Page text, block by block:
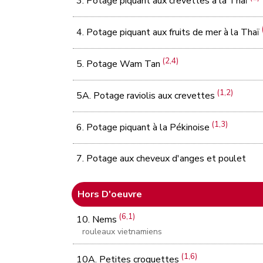
4. Potage piquant aux fruits de mer à la Thaï
5. Potage Wam Tan (2,4)
5A. Potage raviolis aux crevettes (1,2)
6. Potage piquant à la Pékinoise (1,3)
7. Potage aux cheveux d'anges et poulet
Hors D'oeuvre
10. Nems (6,1)
rouleaux vietnamiens
10A. Petites croquettes (1,6)